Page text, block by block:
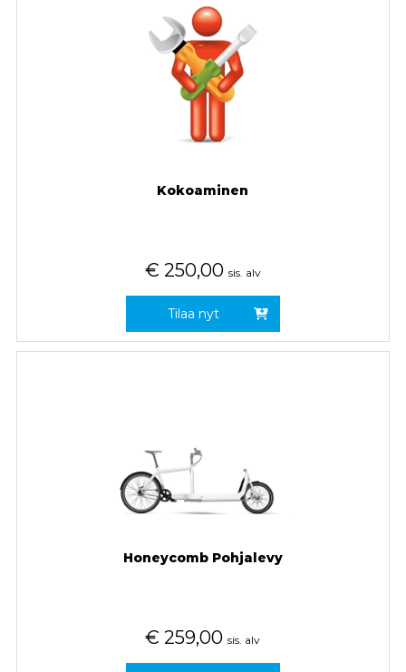
Kokoaminen
€ 250,00 sis. alv
Tilaa nyt
Honeycomb Pohjalevy
€ 259,00 sis. alv